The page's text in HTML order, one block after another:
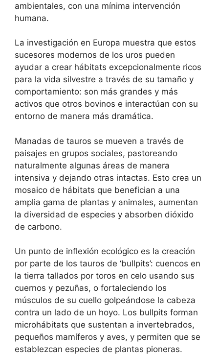
ambientales, con una mínima intervención
humana.
La investigación en Europa muestra que estos
sucesores modernos de los uros pueden
ayudar a crear hábitats excepcionalmente ricos
para la vida silvestre a través de su tamaño y
comportamiento: son más grandes y más
activos que otros bovinos e interactúan con su
entorno de manera más dramática.
Manadas de tauros se mueven a través de
paisajes en grupos sociales, pastoreando
naturalmente algunas áreas de manera
intensiva y dejando otras intactas. Esto crea un
mosaico de hábitats que benefician a una
amplia gama de plantas y animales, aumentan
la diversidad de especies y absorben dióxido
de carbono.
Un punto de inflexión ecológico es la creación
por parte de los tauros de ‘bullpits’: cuencos en
la tierra tallados por toros en celo usando sus
cuernos y pezuñas, o fortaleciendo los
músculos de su cuello golpeándose la cabeza
contra un lado de un hoyo. Los bullpits forman
microhábitats que sustentan a invertebrados,
pequeños mamíferos y aves, y permiten que se
establezcan especies de plantas pioneras.